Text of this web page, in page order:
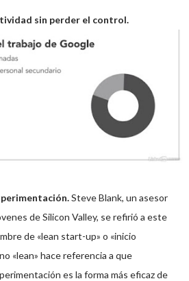
sin perder el control.
Steve Blank, un asesor
de Silicon Valley, se refirió a este
de «lean start-up» o «inicio
«lean» hace referencia a que
es la forma más eficaz de